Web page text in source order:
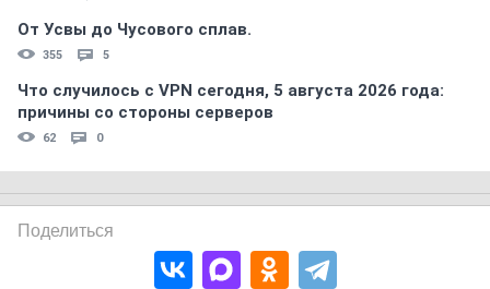
От Усвы до Чусового сплав.
355 5
Что случилось с VPN сегодня, 5 августа 2026 года:
причины со стороны серверов
62 0
Поделиться